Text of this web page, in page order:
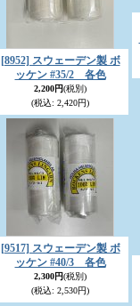
[8952] スウェーデン製 ボ
ッケン #35/2 各色
2,200円(税別)
(税込: 2,420円)
[9517] スウェーデン製 ボ
ッケン #40/3 各色
2,300円(税別)
(税込: 2,530円)